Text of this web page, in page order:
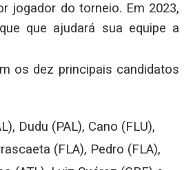
jogador do torneio. Em 2023,
que ajudará sua equipe a
os dez principais candidatos
Dudu (PAL), Cano (FLU),
(FLA), Pedro (FLA),